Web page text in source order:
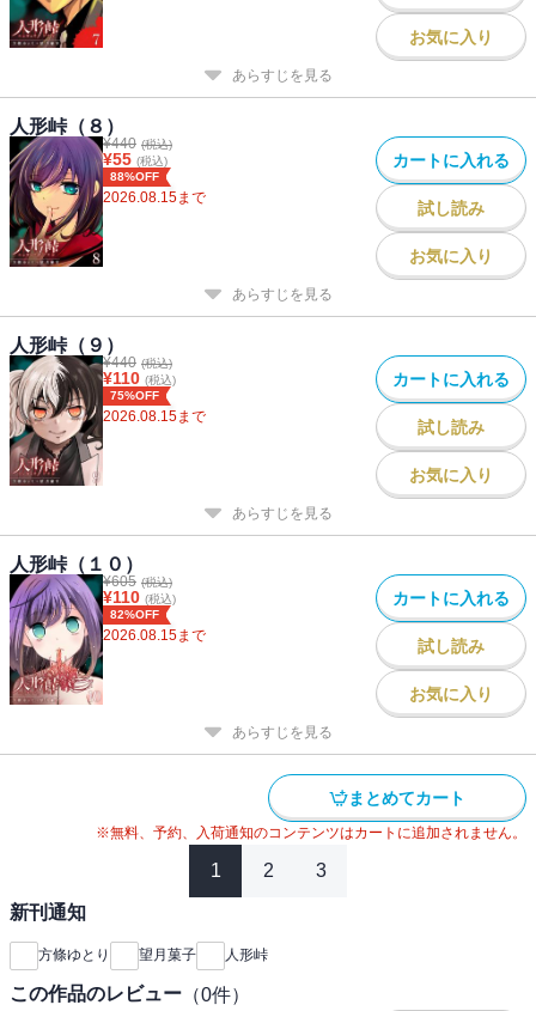
お気に入り
あらすじを見る
人形峠（８）
¥440 (税込)
¥55 (税込)
88%OFF
2026.08.15まで
カートに入れる
試し読み
お気に入り
あらすじを見る
人形峠（９）
¥440 (税込)
¥110 (税込)
75%OFF
2026.08.15まで
カートに入れる
試し読み
お気に入り
あらすじを見る
人形峠（１０）
¥605 (税込)
¥110 (税込)
82%OFF
2026.08.15まで
カートに入れる
試し読み
お気に入り
あらすじを見る
まとめてカート
※無料、予約、入荷通知のコンテンツはカートに追加されません。
1 2 3
新刊通知
方條ゆとり 望月菓子 人形峠
この作品のレビュー （0件）